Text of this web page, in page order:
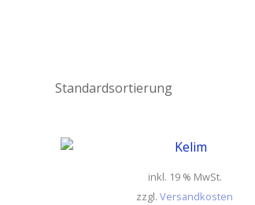
inkl. 19 % MwSt.
zzgl.Versandkosten